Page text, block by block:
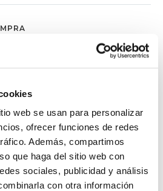
web se usan para personalizar
ofrecer funciones de redes
Además, compartimos
que haga del sitio web con
sociales, publicidad y análisis
con otra información